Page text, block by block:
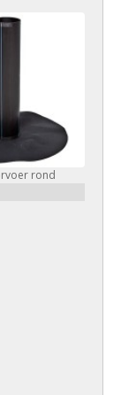
rond